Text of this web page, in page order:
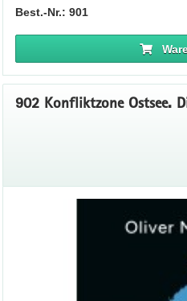
Best.-Nr.: 901
902 Konfliktzone Ostsee.